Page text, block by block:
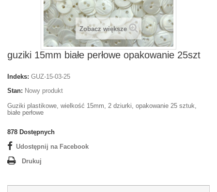
Zobacz większe
guziki 15mm białe perłowe opakowanie 25szt
Indeks: GUZ-15-03-25
Stan: Nowy produkt
Guziki plastikowe, wielkość 15mm, 2 dziurki, opakowanie 25 sztuk,
białe perłowe
878 Dostępnych
Udostępnij na Facebook
Drukuj